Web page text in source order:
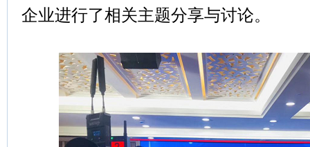
企业进行了相关主题分享与讨论。